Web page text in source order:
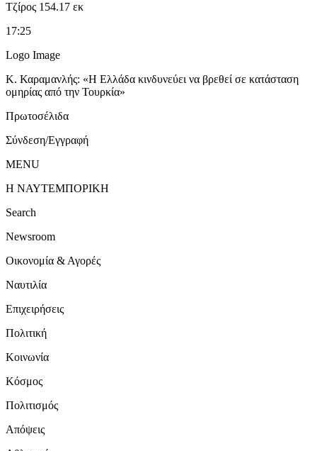
Τζίρος 154.17 εκ
17:25
Logo Image
Κ. Καραμανλής: «Η Ελλάδα κινδυνεύει να βρεθεί σε κατάσταση
ομηρίας από την Τουρκία»
Πρωτοσέλιδα
Σύνδεση/Εγγραφή
MENU
Η ΝΑΥΤΕΜΠΟΡΙΚΗ
Search
Newsroom
Οικονομία & Αγορές
Ναυτιλία
Επιχειρήσεις
Πολιτική
Κοινωνία
Κόσμος
Πολιτισμός
Απόψεις